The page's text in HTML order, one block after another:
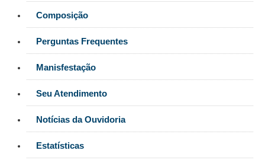
Serviços
Ação Trabalhista (Atermação)
Atermação On-line - Interior de Roraima
Agendamento de Reclamação Verbal
Glossário
Consulta de Pautas
Composição
Perguntas Frequentes
Manisfestação
Seu Atendimento
Notícias da Ouvidoria
Estatísticas